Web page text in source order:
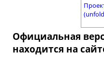
Официальная
находится на